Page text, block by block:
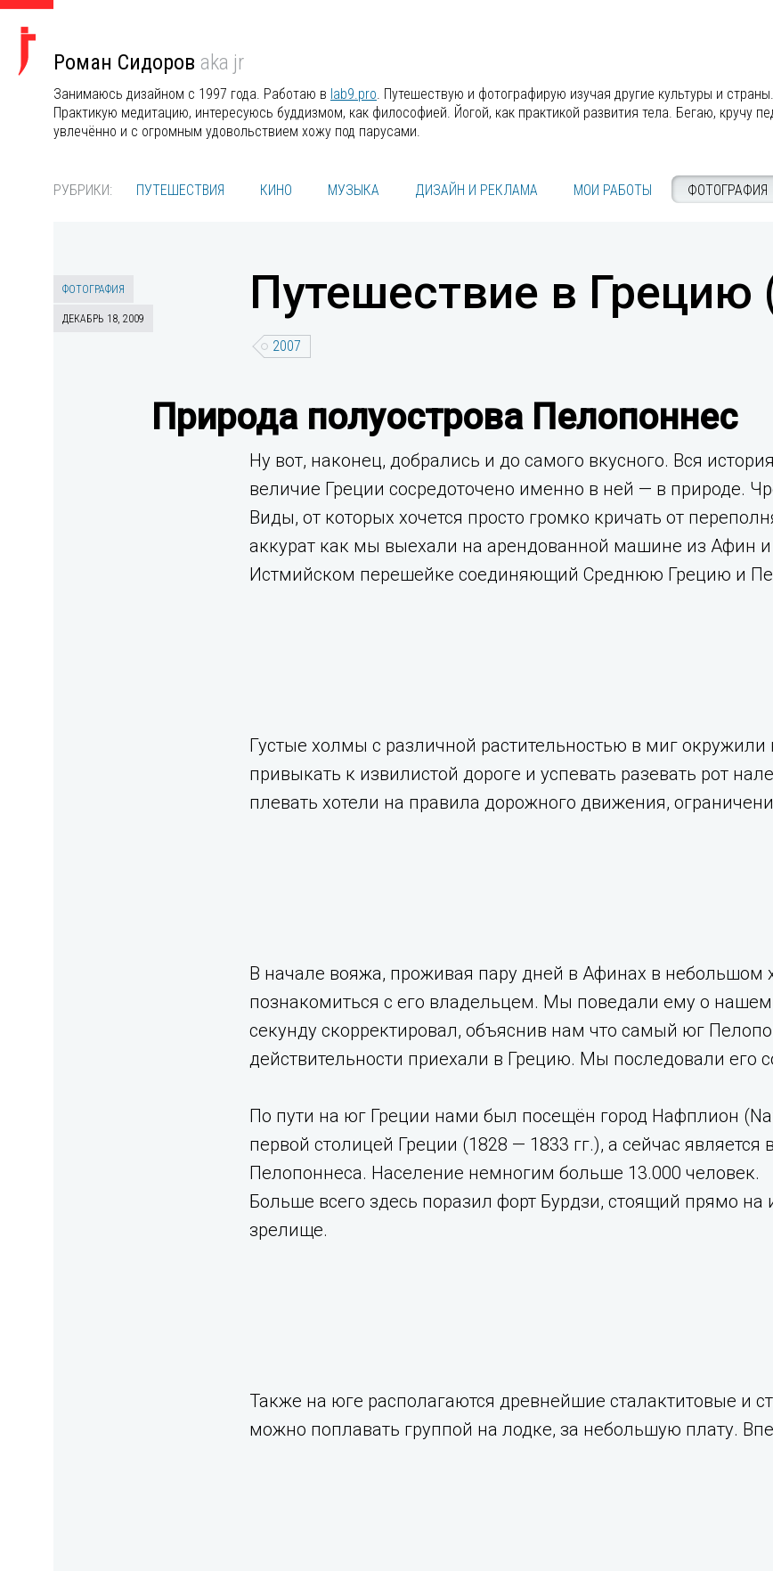
Роман Сидоров aka jr
Занимаюсь дизайном с 1997 года. Работаю в lab9.pro. Путешествую и фотографирую изучая другие культуры и страны.
Практикую медитацию, интересуюсь буддизмом, как философией. Йогой, как практикой развития тела. Бегаю, кручу
увлечённо и с огромным удовольствием хожу под парусами.
РУБРИКИ: ПУТЕШЕСТВИЯ КИНО МУЗЫКА ДИЗАЙН И РЕКЛАМА МОИ РАБОТЫ ФОТОГРАФИЯ
ФОТОГРАФИЯ
ДЕКАБРЬ 18, 2009 Путешествие в Грецию
2007
Природа полуострова Пелопоннес
Ну вот, наконец, добрались и до самого вкусного. Вся
величие Греции сосредоточено именно в ней — в природе.
Виды, от которых хочется просто громко кричать от
аккурат как мы выехали на арендованной машине из Афин
Истмийском перешейке соединяющий Среднюю Грецию и
Густые холмы с различной растительностью в миг окружили
привыкать к извилистой дороге и успевать разевать рот
плевать хотели на правила дорожного движения,
В начале вояжа, проживая пару дней в Афинах в небольшом
познакомиться с его владельцем. Мы поведали ему о
секунду скорректировал, объяснив нам что самый юг
действительности приехали в Грецию. Мы последовали его
По пути на юг Греции нами был посещён город Нафплион
первой столицей Греции (1828 — 1833 гг.), а сейчас
Пелопоннеса. Население немногим больше 13.000 человек.
Больше всего здесь поразил форт Бурдзи, стоящий прямо
зрелище.
Также на юге располагаются древнейшие сталактитовые и
можно поплавать группой на лодке, за небольшую плату.